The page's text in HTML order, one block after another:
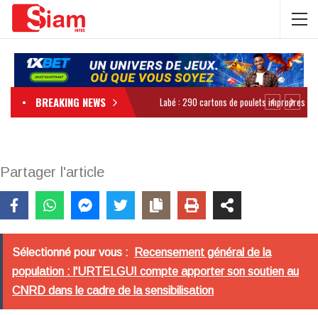
BREAKING NEWS
Partager l'article
Sélectionné pour vous :
Recensement général de la
population : l'URTELGUI compte apporter son soutien au
CNRD dans le cadre de la sensibilisation